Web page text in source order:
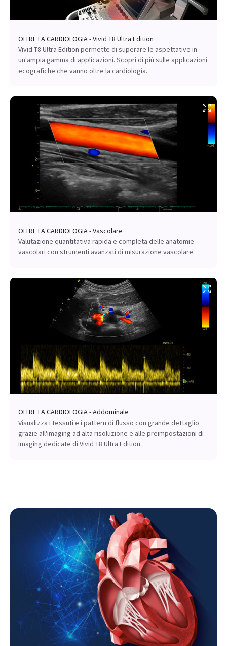
OLTRE LA CARDIOLOGIA - Vivid T8 Ultra Edition
Vivid T8 Ultra Edition permette di superare le aspettative in
un'ampia gamma di applicazioni. Scopri di più sulle applicazioni
ecografiche che vanno oltre la cardiologia.
OLTRE LA CARDIOLOGIA - Vascolare
Valutazione quantitativa rapida e completa delle anatomie
vascolari con strumenti avanzati di misurazione vascolare.
OLTRE LA CARDIOLOGIA - Addominale
Visualizza i tessuti e i pattern di flusso con grande dettaglio
grazie all'imaging ad alta risoluzione e alle preimpostazioni di
imaging dedicate di Vivid T8 Ultra Edition.